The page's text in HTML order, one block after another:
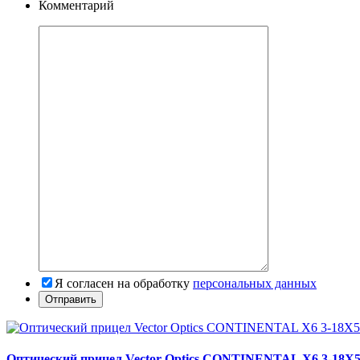
Комментарий
Я согласен на обработку персональных данных